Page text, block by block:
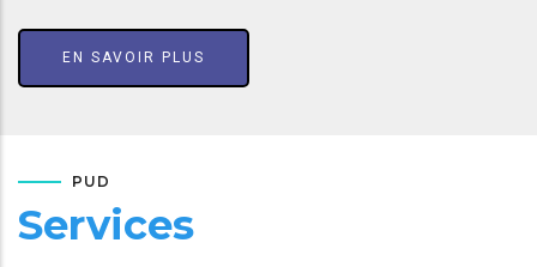
EN SAVOIR PLUS
PUD
Services